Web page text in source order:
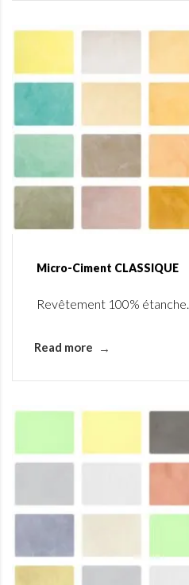
Micro-Ciment CLASSIQUE
Revêtement 100% étanche.
Read more